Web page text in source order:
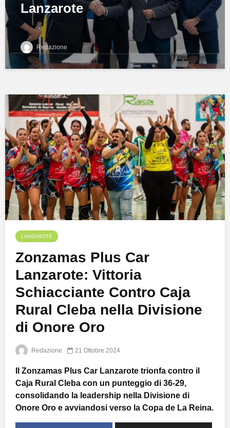
Lanzarote
Redazione
LANZAROTE
Zonzamas Plus Car
Lanzarote: Vittoria
Schiacciante Contro Caja
Rural Cleba nella Divisione
di Onore Oro
Redazione 21 Ottobre 2024
Il Zonzamas Plus Car Lanzarote trionfa contro il
Caja Rural Cleba con un punteggio di 36-29,
consolidando la leadership nella Divisione di
Onore Oro e avviandosi verso la Copa de La Reina.